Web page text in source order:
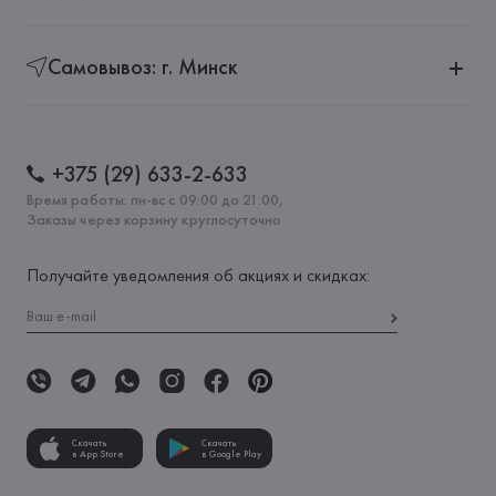
Самовывоз: г. Минск
+375 (29) 633-2-633
Время работы: пн-вс с 09:00 до 21:00,
Заказы через корзину круглосуточно
Получайте уведомления об акциях и скидках:
Скачать
в App Store
Скачать
в Google Play